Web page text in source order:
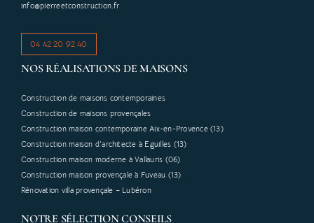
NOS RÉALISATIONS DE MAISONS
Construction de maisons contemporaines
Construction de maisons provençales
Construction maison contemporaine Aix-en-Provence (13)
Construction maison d’architecte à Eguilles (13)
Construction maison moderne à Vallauris (06)
Construction maison provençale à Fuveau (13)
Rénovation villa provençale – Lubéron
NOTRE SÉLECTION CONSEILS
info@pierreetconstruction.fr
04 42 20 92 40